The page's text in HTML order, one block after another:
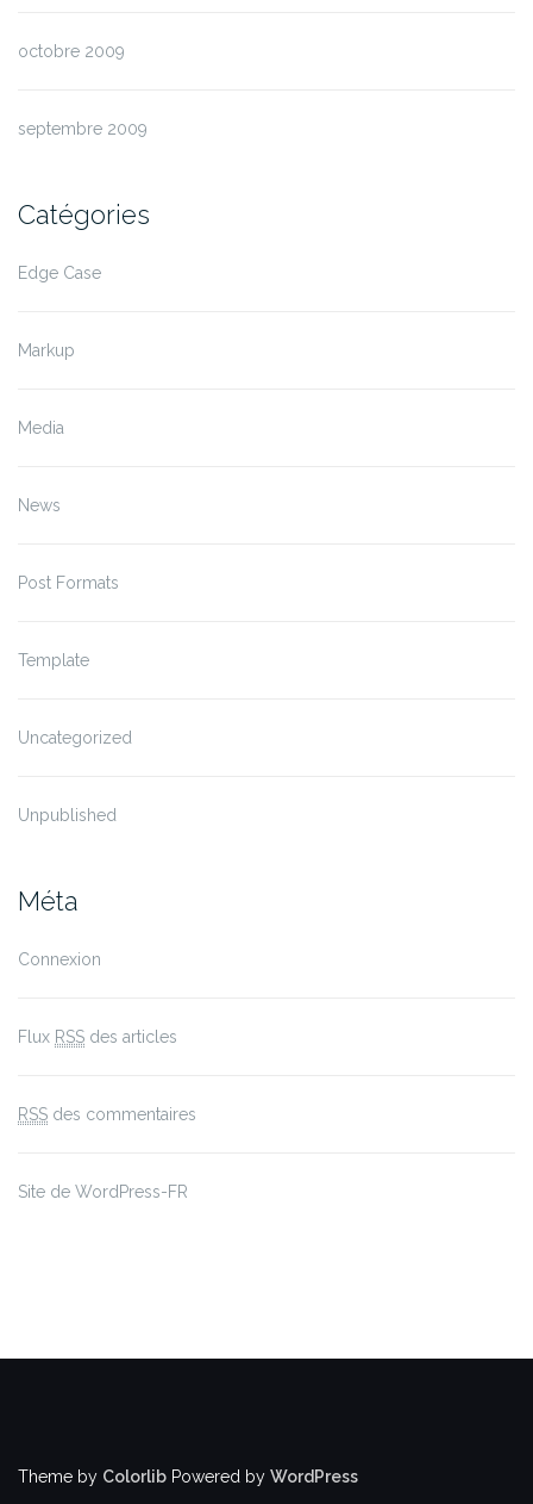
octobre 2009
septembre 2009
Catégories
Edge Case
Markup
Media
News
Post Formats
Template
Uncategorized
Unpublished
Méta
Connexion
Flux RSS des articles
RSS des commentaires
Site de WordPress-FR
Theme by Colorlib Powered by WordPress